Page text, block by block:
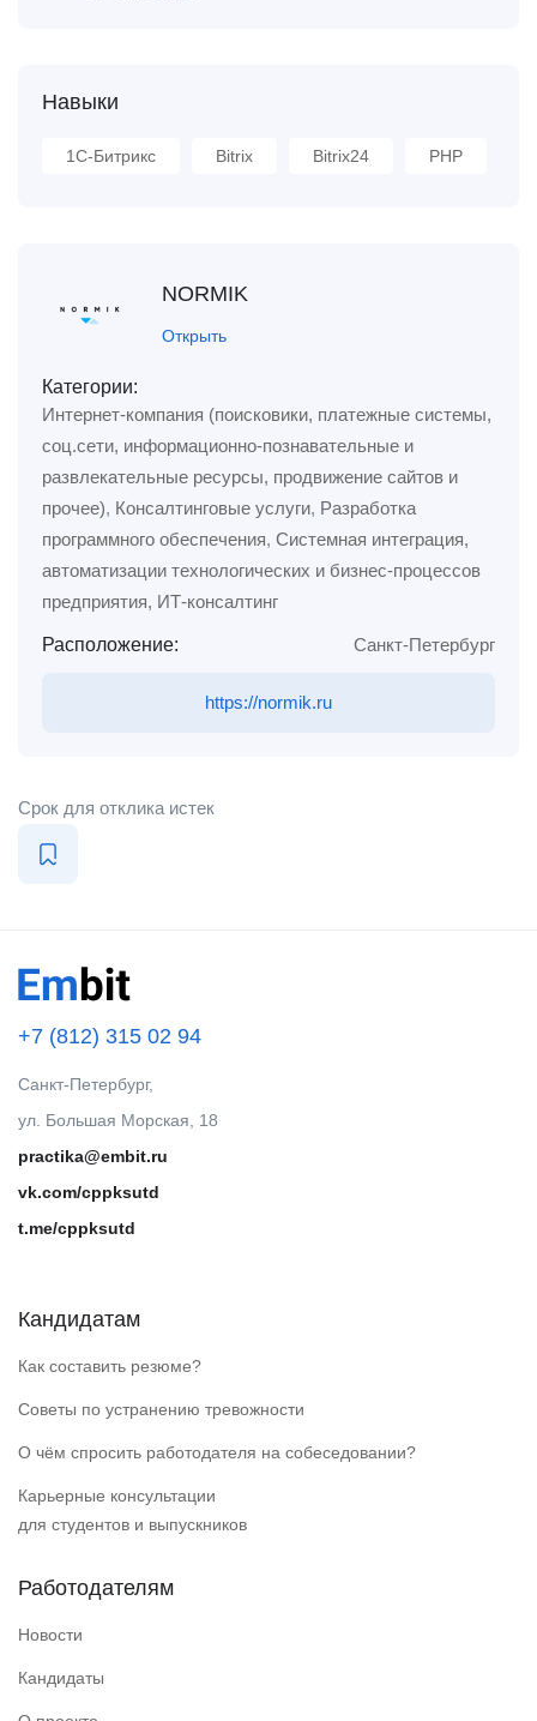
Навыки
1С-Битрикс Bitrix Bitrix24 PHP
NORMIK
Открыть
Категории:
Интернет-компания (поисковики, платежные системы,
соц.сети, информационно-познавательные и
развлекательные ресурсы, продвижение сайтов и
прочее), Консалтинговые услуги, Разработка
программного обеспечения, Системная интеграция,
автоматизации технологических и бизнес-процессов
предприятия, ИТ-консалтинг
Расположение: Санкт-Петербург
https://normik.ru
Срок для отклика истек
+7 (812) 315 02 94
Санкт-Петербург,
ул. Большая Морская, 18
practika@embit.ru
vk.com/cppksutd
t.me/cppksutd
Кандидатам
Как составить резюме?
Советы по устранению тревожности
О чём спросить работодателя на собеседовании?
Карьерные консультации
для студентов и выпускников
Работодателям
Новости
Кандидаты